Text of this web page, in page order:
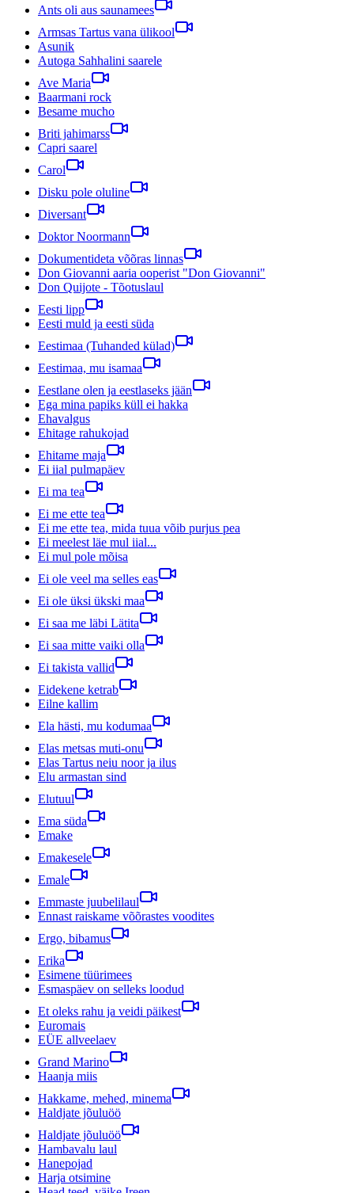
Ants oli aus saunamees
Armsas Tartus vana ülikool
Asunik
Autoga Sahhalini saarele
Ave Maria
Baarmani rock
Besame mucho
Briti jahimarss
Capri saarel
Carol
Disku pole oluline
Diversant
Doktor Noormann
Dokumentideta võõras linnas
Don Giovanni aaria ooperist "Don Giovanni"
Don Quijote - Tõotuslaul
Eesti lipp
Eesti muld ja eesti süda
Eestimaa (Tuhanded külad)
Eestimaa, mu isamaa
Eestlane olen ja eestlaseks jään
Ega mina papiks küll ei hakka
Ehavalgus
Ehitage rahukojad
Ehitame maja
Ei iial pulmapäev
Ei ma tea
Ei me ette tea
Ei me ette tea, mida tuua võib purjus pea
Ei meelest läe mul iial...
Ei mul pole mõisa
Ei ole veel ma selles eas
Ei ole üksi ükski maa
Ei saa me läbi Lätita
Ei saa mitte vaiki olla
Ei takista vallid
Eidekene ketrab
Eilne kallim
Ela hästi, mu kodumaa
Elas metsas muti-onu
Elas Tartus neiu noor ja ilus
Elu armastan sind
Elutuul
Ema süda
Emake
Emakesele
Emale
Emmaste juubelilaul
Ennast raiskame võõrastes voodites
Ergo, bibamus
Erika
Esimene tüürimees
Esmaspäev on selleks loodud
Et oleks rahu ja veidi päikest
Euromais
EÜE allveelaev
Grand Marino
Haanja miis
Hakkame, mehed, minema
Haldjate jõuluöö
Haldjate jõuluöö
Hambavalu laul
Hanepojad
Harja otsimine